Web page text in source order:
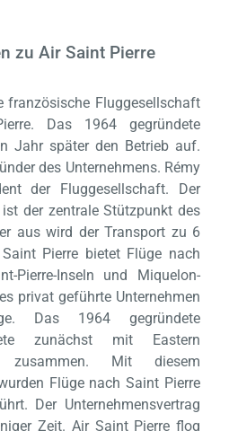
zu Air Saint Pierre
französische Fluggesellschaft
Das 1964 gegründete
Jahr später den Betrieb auf.
des Unternehmens. Rémy
der Fluggesellschaft. Der
der zentrale Stützpunkt des
aus wird der Transport zu 6
Pierre bietet Flüge nach
Pierre-Inseln und Miquelon-
privat geführte Unternehmen
Das 1964 gegründete
zunächst mit Eastern
zusammen. Mit diesem
Flüge nach Saint Pierre
Der Unternehmensvertrag
Zeit. Air Saint Pierre flog